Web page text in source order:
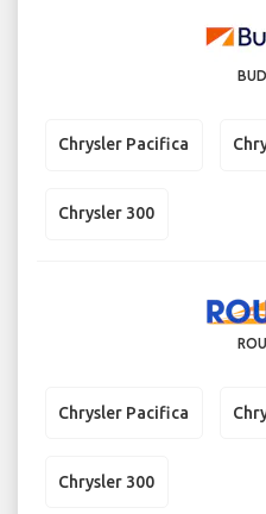
Chrysler Pacifica
Chrysler 300
Chrysler Pacifica
Chrysler 300